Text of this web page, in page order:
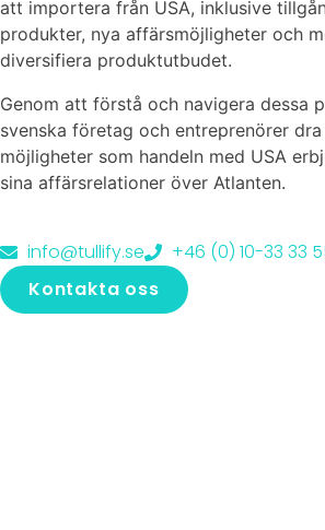
att importera från USA, inklusive
produkter, nya affärsmöjligheter och
diversifiera produktutbudet.
Genom att förstå och navigera dessa
svenska företag och entreprenörer
möjligheter som handeln med USA
sina affärsrelationer över Atlanten.
info@tullify.se
+46 (0) 10-33 33
Kontakta oss